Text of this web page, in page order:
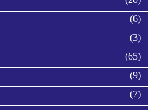
(6)
(3)
(65)
(9)
(7)